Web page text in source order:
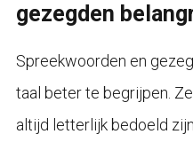
gezegden
Spreekwoorden en
taal beter te begrijpen.
altijd letterlijk bedoeld